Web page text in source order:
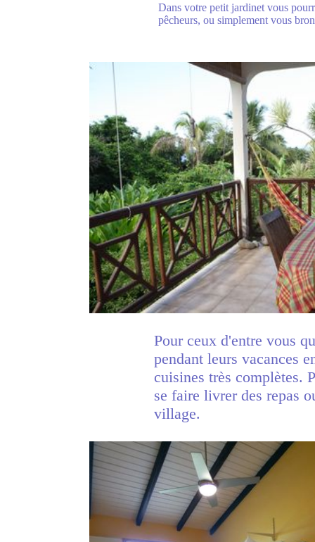
Dans votre petit jardinet vous
pêcheurs, ou simplement vous
Pour ceux d'entre vous
pendant leurs vacances
cuisines très complètes.
se faire livrer des repas
village.